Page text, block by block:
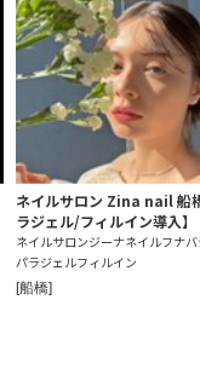
ネイルサロン Zina nail 船
ラジェル/フィルイン導入】
ネイルサロンジーナネイルフナ
パラジェルフィルイン
[船橋]